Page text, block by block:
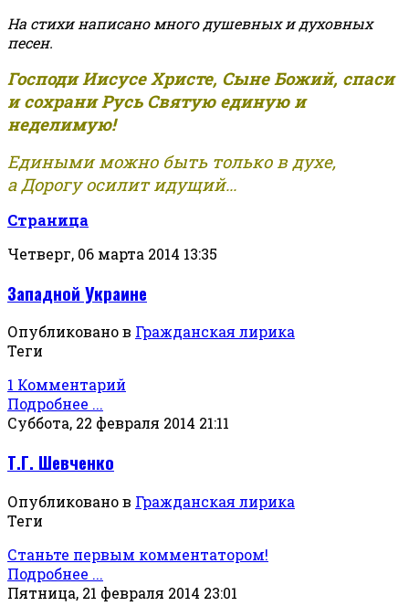
На стихи написано много душевных и духовных
песен.
Господи Иисусе Христе, Сыне Божий, спаси
и сохрани Русь Святую единую и
неделимую!
Едиными можно быть только в духе,
а Дорогу осилит идущий...
Страница
Четверг, 06 марта 2014 13:35
Западной Украине
Опубликовано в Гражданская лирика
Теги
1 Комментарий
Подробнее ...
Суббота, 22 февраля 2014 21:11
Т.Г. Шевченко
Опубликовано в Гражданская лирика
Теги
Станьте первым комментатором!
Подробнее ...
Пятница, 21 февраля 2014 23:01